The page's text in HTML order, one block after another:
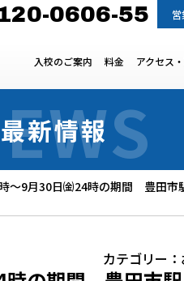
0606-55
入校のご案内 料金 アクセス
最新情報
～9月30日㈮24時の期間 豊田市
カテゴリー：